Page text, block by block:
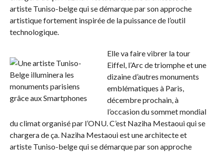
artiste Tuniso-belge qui se démarque par son approche
artistique fortement inspirée de la puissance de l’outil
technologique.
Elle va faire vibrer la tour
Eiffel, l’Arc de triomphe et une
dizaine d’autres monuments
emblématiques à Paris,
décembre prochain, à
l’occasion du sommet mondial
du climat organisé par l’ONU. C’est Naziha Mestaoui qui se
chargera de ça. Naziha Mestaoui est une architecte et
artiste Tuniso-belge qui se démarque par son approche